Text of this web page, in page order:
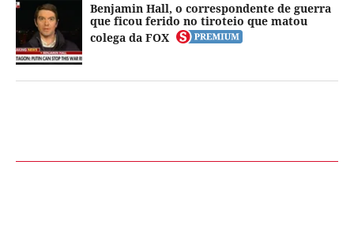
Benjamin Hall, o correspondente de guerra
que ficou ferido no tiroteio que matou
colega da FOX